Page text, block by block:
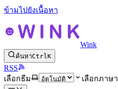
ข้ามไปยังเนื้อหา
Wink
ค้นหาCtrlK
RSS
เลือกธีม
เลือกภาษา